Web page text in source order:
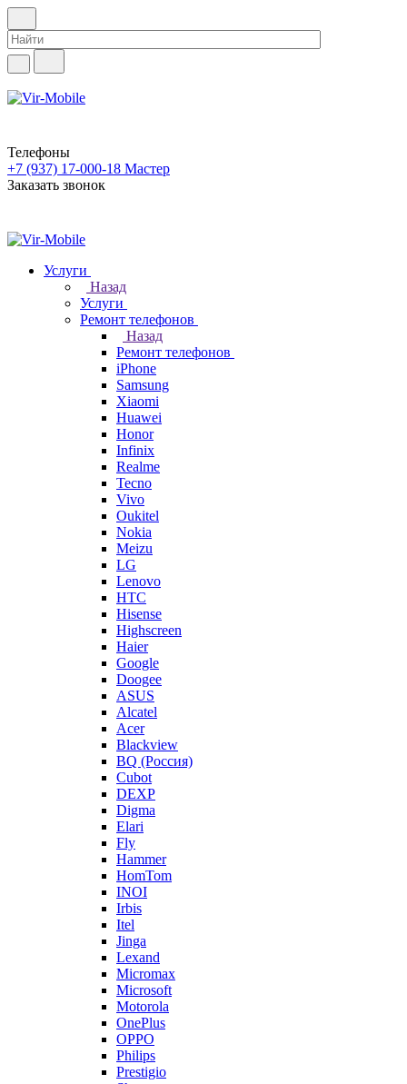
Телефоны
+7 (937) 17-000-18 Мастер
Заказать звонок
Услуги
Назад
Услуги
Ремонт телефонов
Назад
Ремонт телефонов
iPhone
Samsung
Xiaomi
Huawei
Honor
Infinix
Realme
Tecno
Vivo
Oukitel
Nokia
Meizu
LG
Lenovo
HTC
Hisense
Highscreen
Haier
Google
Doogee
ASUS
Alcatel
Acer
Blackview
BQ (Россия)
Cubot
DEXP
Digma
Elari
Fly
Hammer
HomTom
INOI
Irbis
Itel
Jinga
Lexand
Micromax
Microsoft
Motorola
OnePlus
OPPO
Philips
Prestigio